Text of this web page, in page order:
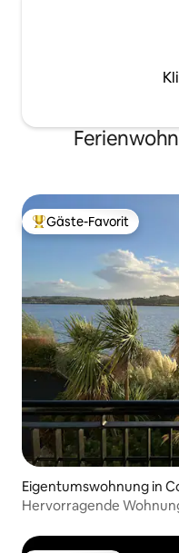
Beliebter Gäste-Favorit.
Gäste-Favorit
Eigentumswohnung in
Hervorragende Wohnung